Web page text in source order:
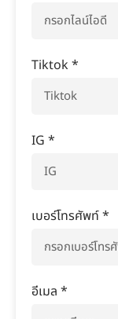
Tiktok *
IG *
เบอร์โทรศัพท์ *
อีเมล *